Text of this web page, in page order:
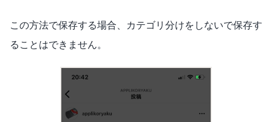
この方法で保存する場合、カテゴリ分けをしないで保存す
ることはできません。